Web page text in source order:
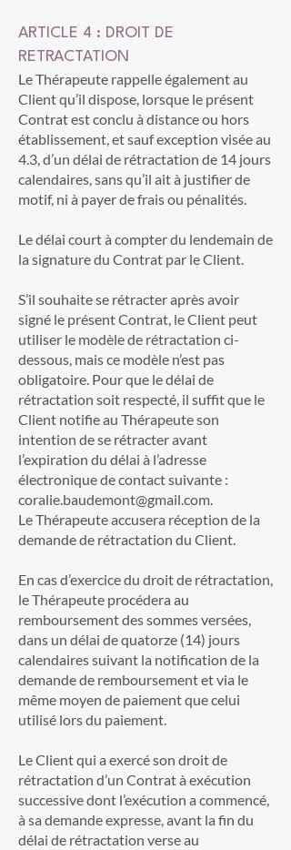
ARTICLE 4 : DROIT DE
RETRACTATION
Le Thérapeute rappelle également au
Client qu’il dispose, lorsque le présent
Contrat est conclu à distance ou hors
établissement, et sauf exception visée au
4.3, d’un délai de rétractation de 14 jours
calendaires, sans qu’il ait à justifier de
motif, ni à payer de frais ou pénalités.
Le délai court à compter du lendemain de
la signature du Contrat par le Client.
S’il souhaite se rétracter après avoir
signé le présent Contrat, le Client peut
utiliser le modèle de rétractation ci-
dessous, mais ce modèle n’est pas
obligatoire. Pour que le délai de
rétractation soit respecté, il suffit que le
Client notifie au Thérapeute son
intention de se rétracter avant
l’expiration du délai à l’adresse
électronique de contact suivante :
coralie.baudemont@gmail.com.
Le Thérapeute accusera réception de la
demande de rétractation du Client.
En cas d’exercice du droit de rétractation,
le Thérapeute procédera au
remboursement des sommes versées,
dans un délai de quatorze (14) jours
calendaires suivant la notification de la
demande de remboursement et via le
même moyen de paiement que celui
utilisé lors du paiement.
Le Client qui a exercé son droit de
rétractation d’un Contrat à exécution
successive dont l’exécution a commencé,
à sa demande expresse, avant la fin du
délai de rétractation verse au